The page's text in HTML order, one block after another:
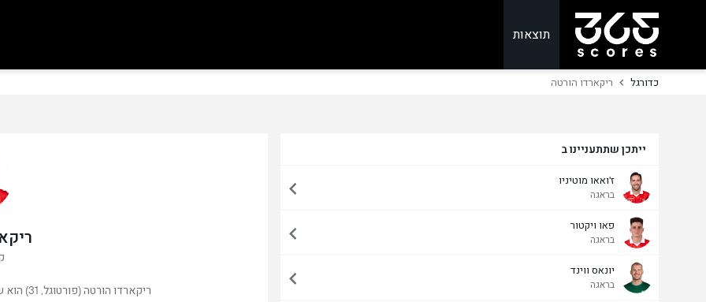
תוצאות
כדורגל ריקארדו הורטה
ייתכן שתתעניינו ב
ז'ואאו מוטיניו
בראגה
פאו ויקטור
בראגה
יונאס ווינד
בראגה ריקארדו הורטה (פורטוגל, 31) הוא שחקן כדורגל ,כרגע משחק בבראגה, פורטוגל.